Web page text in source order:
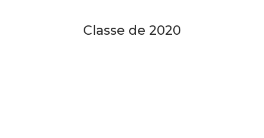
Classe de 2020